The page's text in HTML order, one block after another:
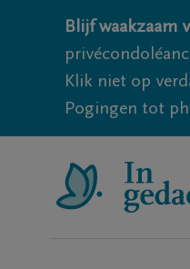
Blijf
Klik niet op
Pogingen tot